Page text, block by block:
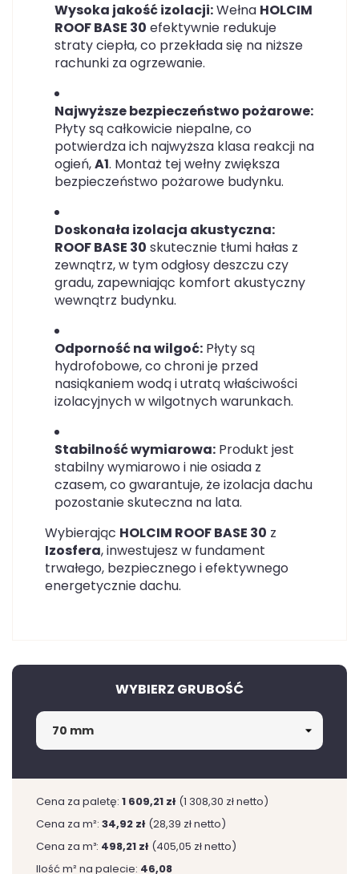
Wysoka jakość izolacji:Wełna HOLCIM
ROOF BASE 30 efektywnie redukuje
straty ciepła, co przekłada się na niższe
rachunki za ogrzewanie.
Najwyższe bezpieczeństwo pożarowe:
Płyty są całkowicie niepalne, co
potwierdza ich najwyższa klasa reakcji na
ogień,A1. Montaż tej wełny zwiększa
bezpieczeństwo pożarowe budynku.
Doskonała izolacja akustyczna:
ROOF BASE 30 skutecznie tłumi hałas z
zewnątrz, w tym odgłosy deszczu czy
gradu, zapewniając komfort akustyczny
wewnątrz budynku.
Odporność na wilgoć: Płyty są
hydrofobowe, co chroni je przed
nasiąkaniem wodą i utratą właściwości
izolacyjnych w wilgotnych warunkach.
Stabilność wymiarowa: Produkt jest
stabilny wymiarowo i nie osiada z
czasem, co gwarantuje, że izolacja dachu
pozostanie skuteczna na lata.
Wybierając HOLCIM ROOF BASE 30 z
Izosfera, inwestujesz w fundament
trwałego, bezpiecznego i efektywnego
energetycznie dachu.
WYBIERZ GRUBOŚĆ
Cena za paletę: 1 609,21 zł (1 308,30 zł netto)
Cena za m²: 34,92 zł (28,39 zł netto)
Cena za m³: 498,21 zł (405,05 zł netto)
Ilość m² na palecie: 46,08